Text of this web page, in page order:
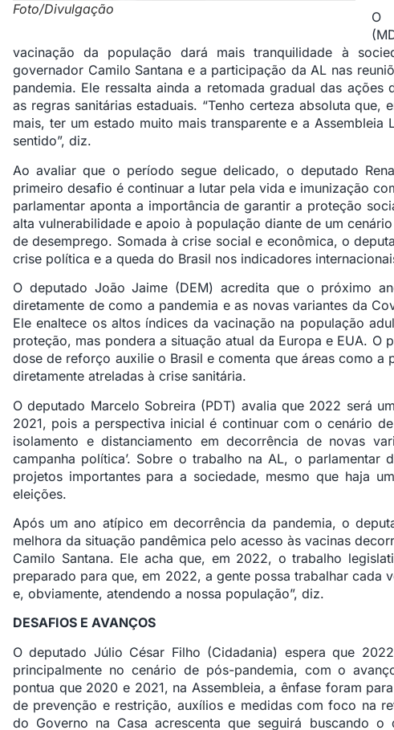
Foto/Divulgação
O
vacinação da população dará mais tranquilidade à
governador Camilo Santana e a participação da AL nas
pandemia. Ele ressalta ainda a retomada gradual das ações
as regras sanitárias estaduais. “Tenho certeza absoluta
mais, ter um estado muito mais transparente e a Assembleia
sentido”, diz.
Ao avaliar que o período segue delicado, o deputado
primeiro desafio é continuar a lutar pela vida e imunização
parlamentar aponta a importância de garantir a proteção
alta vulnerabilidade e apoio à população diante de um
de desemprego. Somada à crise social e econômica, o
crise política e a queda do Brasil nos indicadores
O deputado João Jaime (DEM) acredita que o próximo
diretamente de como a pandemia e as novas variantes da
Ele enaltece os altos índices da vacinação na população
proteção, mas pondera a situação atual da Europa e EUA. O
dose de reforço auxilie o Brasil e comenta que áreas como a
diretamente atreladas à crise sanitária.
O deputado Marcelo Sobreira (PDT) avalia que 2022 será
2021, pois a perspectiva inicial é continuar com o cenário
isolamento e distanciamento em decorrência de novas
campanha política’. Sobre o trabalho na AL, o parlamentar
projetos importantes para a sociedade, mesmo que haja
eleições.
Após um ano atípico em decorrência da pandemia, o
melhora da situação pandêmica pelo acesso às vacinas
Camilo Santana. Ele acha que, em 2022, o trabalho
preparado para que, em 2022, a gente possa trabalhar cada
e, obviamente, atendendo a nossa população”, diz.
DESAFIOS E AVANÇOS
O deputado Júlio César Filho (Cidadania) espera que
principalmente no cenário de pós-pandemia, com o
pontua que 2020 e 2021, na Assembleia, a ênfase foram
de prevenção e restrição, auxílios e medidas com foco na
do Governo na Casa acrescenta que seguirá buscando